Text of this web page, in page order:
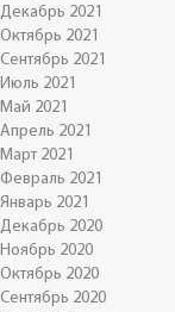
Декабрь 2021
Октябрь 2021
Сентябрь 2021
Июль 2021
Май 2021
Апрель 2021
Март 2021
Февраль 2021
Январь 2021
Декабрь 2020
Ноябрь 2020
Октябрь 2020
Сентябрь 2020